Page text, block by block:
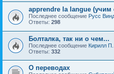
apprendre la langue (учим
Последнее сообщение Русс
Ответы: 298
Болталка, так ни о чем...
Последнее сообщение Кирилл П.
Ответы: 332
О переводах